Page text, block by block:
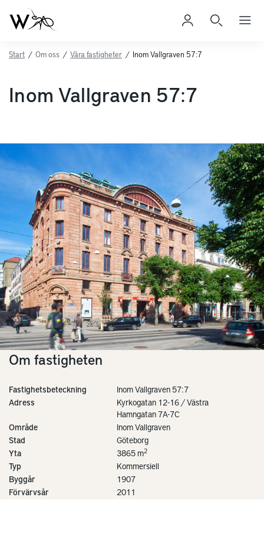
Start / Om oss / Våra fastigheter / Inom Vallgraven 57:7
Inom Vallgraven 57:7
Om fastigheten
Fastighetsbeteckning
Inom Vallgraven 57:7
Adress
Kyrkogatan 12-16 / Västra
Hamngatan 7A-7C
Område
Inom Vallgraven
Stad
Göteborg
Yta
3865 m2
Typ
Kommersiell
Byggår
1907
Förvärvsår
2011